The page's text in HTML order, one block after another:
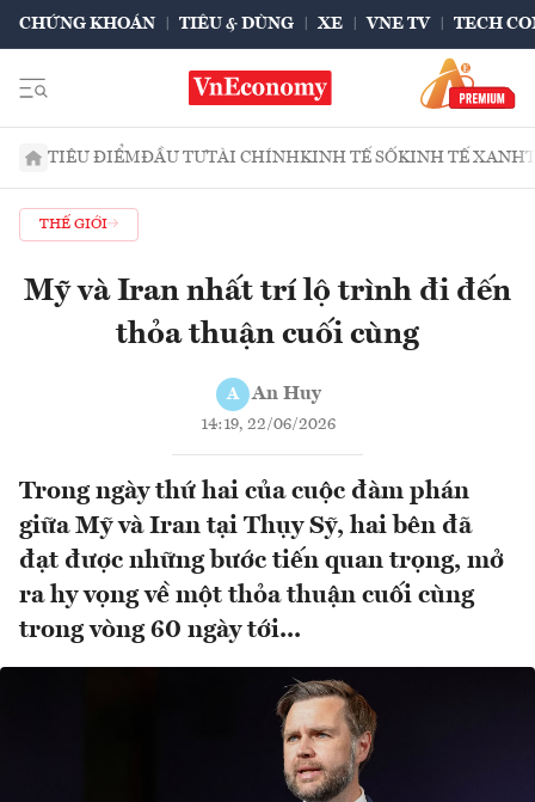
CHỨNG KHOÁN TIÊU & DÙNG XE VNE TV TECH
TIÊU ĐIỂMĐẦU TƯTÀI CHÍNHKINH TẾ SỐKINH TẾ XANH
THẾ GIỚI
Mỹ và Iran nhất trí lộ trình đi đến
thỏa thuận cuối cùng
A An Huy
14:19, 22/06/2026
Trong ngày thứ hai của cuộc đàm phán
giữa Mỹ và Iran tại Thụy Sỹ, hai bên đã
đạt được những bước tiến quan trọng, mở
ra hy vọng về một thỏa thuận cuối cùng
trong vòng 60 ngày tới...